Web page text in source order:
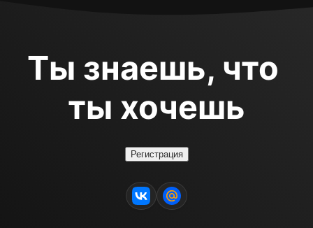
Ты знаешь, что
ты хочешь
Регистрация